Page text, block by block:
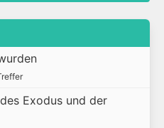
Exodus und der